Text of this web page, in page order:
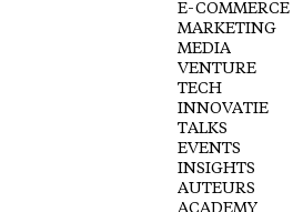
E-COMMERCE
MARKETING
MEDIA
VENTURE
TECH
INNOVATIE
TALKS
EVENTS
INSIGHTS
AUTEURS
ACADEMY